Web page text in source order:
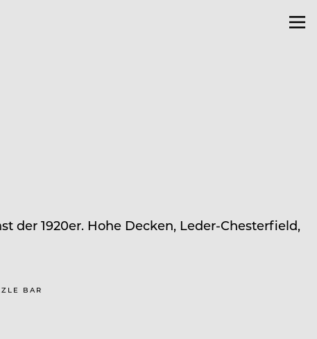
der 1920er. Hohe Decken, Leder-Chesterfield,
BAR